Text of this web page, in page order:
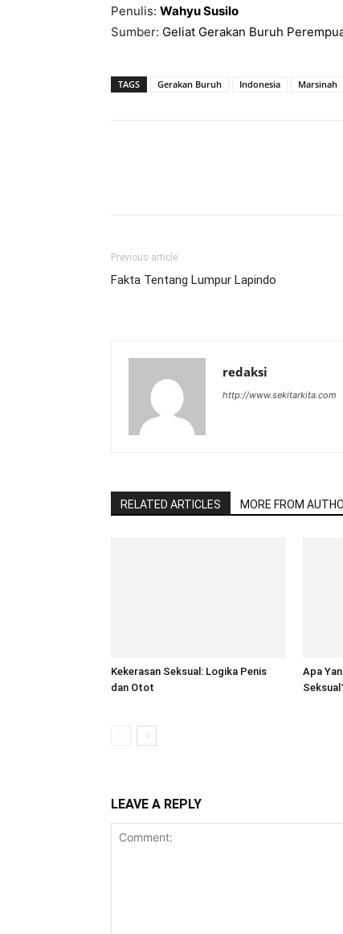
Penulis: Wahyu Susilo
Sumber: Geliat Gerakan Buruh
TAGS Gerakan Buruh Indonesia Marsinah
Previous article
Fakta Tentang Lumpur Lapindo
redaksi
http://www.sekitarkita.com
RELATED ARTICLES MORE FROM
Kekerasan Seksual: Logika Penis
dan Otot
Apa
LEAVE A REPLY